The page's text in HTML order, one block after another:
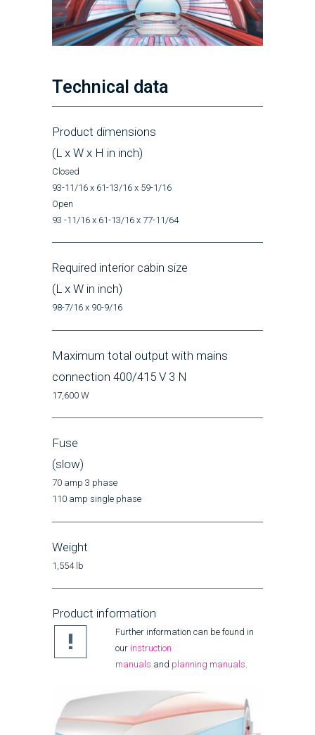
Technical data
Product dimensions
(L x W x H in inch)
Closed
93-11/16 x 61-13/16 x 59-1/16
Open
93 -11/16 x 61-13/16 x 77-11/64
Required interior cabin size
(L x W in inch)
98-7/16 x 90-9/16
Maximum total output with mains
connection 400/415 V 3 N
17,600 W
Fuse
(slow)
70 amp 3 phase
110 amp single phase
Weight
1,554 lb
Product information
Further information can be found in
our instruction
manuals and planning manuals.